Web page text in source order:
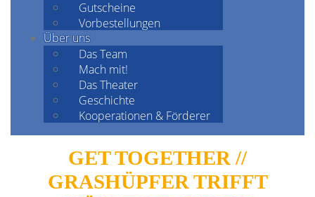
Gutscheine
Vorbestellungen
Über uns
Das Team
Mach mit!
Das Theater
Geschichte
Kooperationen & Förderer
GET TOGETHER //
GRASHÜPFER TRIFFT